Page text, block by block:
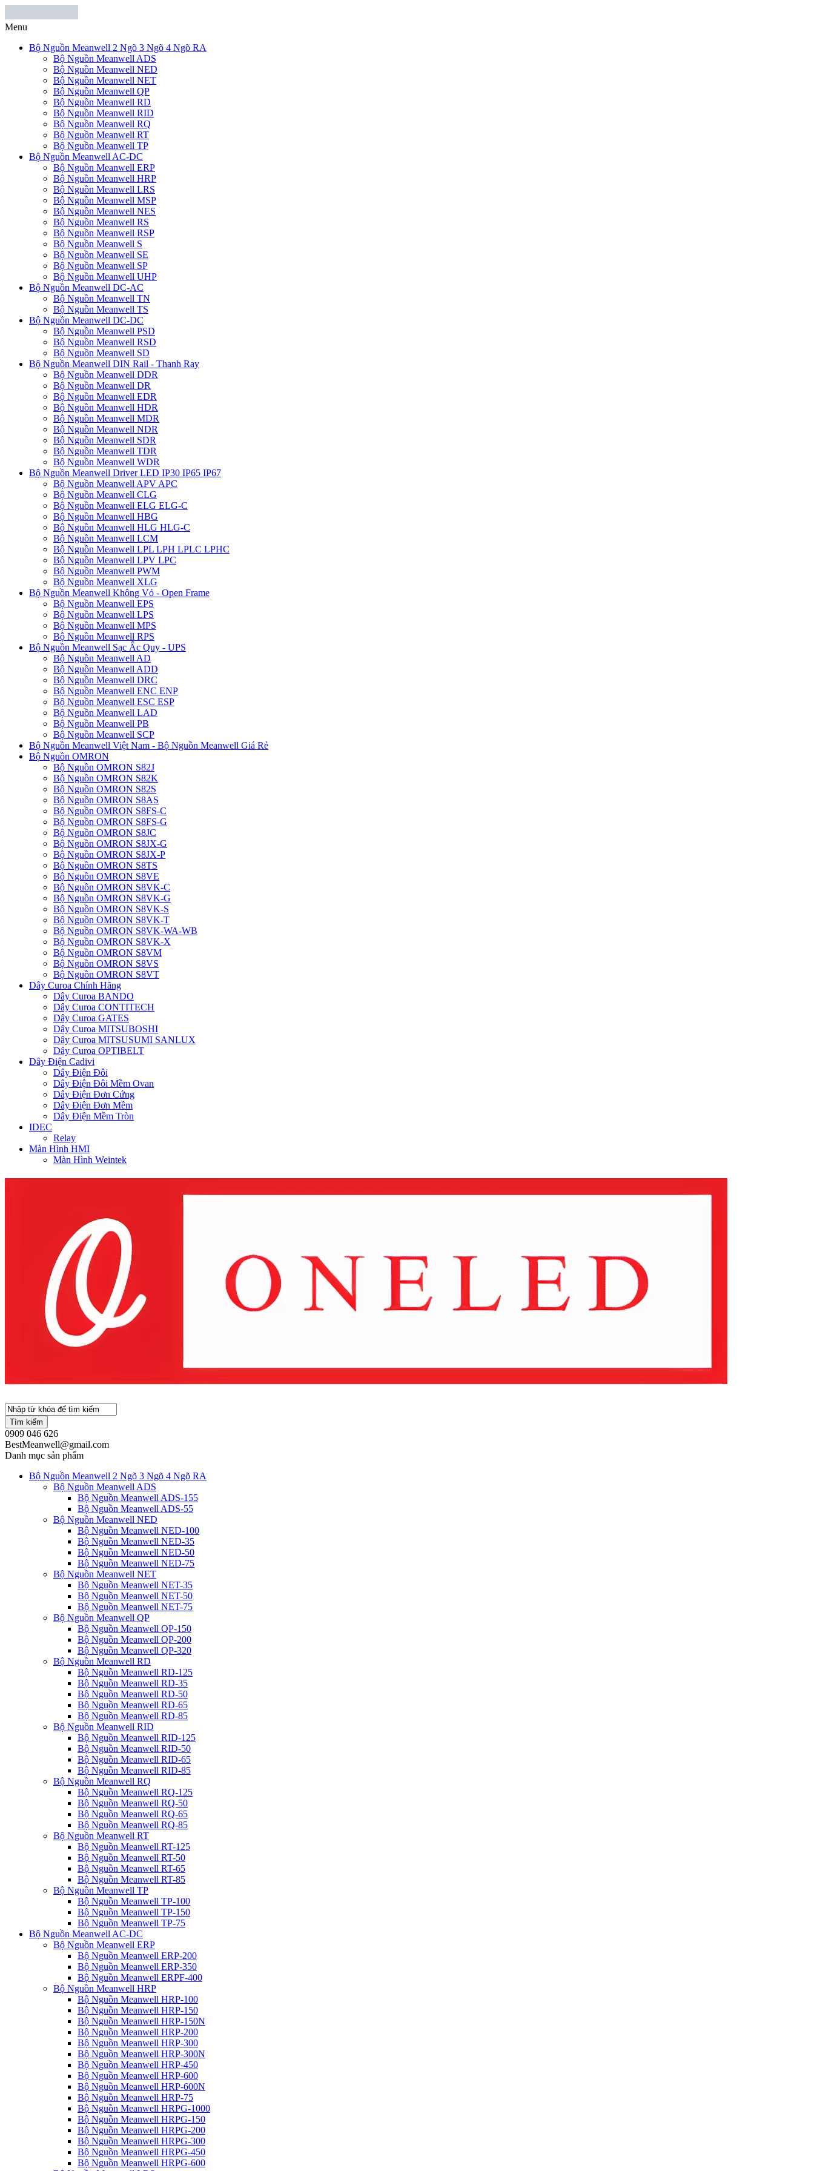
Menu
Bộ Nguồn Meanwell 2 Ngõ 3 Ngõ 4 Ngõ RA
Bộ Nguồn Meanwell ADS
Bộ Nguồn Meanwell NED
Bộ Nguồn Meanwell NET
Bộ Nguồn Meanwell QP
Bộ Nguồn Meanwell RD
Bộ Nguồn Meanwell RID
Bộ Nguồn Meanwell RQ
Bộ Nguồn Meanwell RT
Bộ Nguồn Meanwell TP
Bộ Nguồn Meanwell AC-DC
Bộ Nguồn Meanwell ERP
Bộ Nguồn Meanwell HRP
Bộ Nguồn Meanwell LRS
Bộ Nguồn Meanwell MSP
Bộ Nguồn Meanwell NES
Bộ Nguồn Meanwell RS
Bộ Nguồn Meanwell RSP
Bộ Nguồn Meanwell S
Bộ Nguồn Meanwell SE
Bộ Nguồn Meanwell SP
Bộ Nguồn Meanwell UHP
Bộ Nguồn Meanwell DC-AC
Bộ Nguồn Meanwell TN
Bộ Nguồn Meanwell TS
Bộ Nguồn Meanwell DC-DC
Bộ Nguồn Meanwell PSD
Bộ Nguồn Meanwell RSD
Bộ Nguồn Meanwell SD
Bộ Nguồn Meanwell DIN Rail - Thanh Ray
Bộ Nguồn Meanwell DDR
Bộ Nguồn Meanwell DR
Bộ Nguồn Meanwell EDR
Bộ Nguồn Meanwell HDR
Bộ Nguồn Meanwell MDR
Bộ Nguồn Meanwell NDR
Bộ Nguồn Meanwell SDR
Bộ Nguồn Meanwell TDR
Bộ Nguồn Meanwell WDR
Bộ Nguồn Meanwell Driver LED IP30 IP65 IP67
Bộ Nguồn Meanwell APV APC
Bộ Nguồn Meanwell CLG
Bộ Nguồn Meanwell ELG ELG-C
Bộ Nguồn Meanwell HBG
Bộ Nguồn Meanwell HLG HLG-C
Bộ Nguồn Meanwell LCM
Bộ Nguồn Meanwell LPL LPH LPLC LPHC
Bộ Nguồn Meanwell LPV LPC
Bộ Nguồn Meanwell PWM
Bộ Nguồn Meanwell XLG
Bộ Nguồn Meanwell Không Vỏ - Open Frame
Bộ Nguồn Meanwell EPS
Bộ Nguồn Meanwell LPS
Bộ Nguồn Meanwell MPS
Bộ Nguồn Meanwell RPS
Bộ Nguồn Meanwell Sạc Ắc Quy - UPS
Bộ Nguồn Meanwell AD
Bộ Nguồn Meanwell ADD
Bộ Nguồn Meanwell DRC
Bộ Nguồn Meanwell ENC ENP
Bộ Nguồn Meanwell ESC ESP
Bộ Nguồn Meanwell LAD
Bộ Nguồn Meanwell PB
Bộ Nguồn Meanwell SCP
Bộ Nguồn Meanwell Việt Nam - Bộ Nguồn Meanwell Giá Rẻ
Bộ Nguồn OMRON
Bộ Nguồn OMRON S82J
Bộ Nguồn OMRON S82K
Bộ Nguồn OMRON S82S
Bộ Nguồn OMRON S8AS
Bộ Nguồn OMRON S8FS-C
Bộ Nguồn OMRON S8FS-G
Bộ Nguồn OMRON S8JC
Bộ Nguồn OMRON S8JX-G
Bộ Nguồn OMRON S8JX-P
Bộ Nguồn OMRON S8TS
Bộ Nguồn OMRON S8VE
Bộ Nguồn OMRON S8VK-C
Bộ Nguồn OMRON S8VK-G
Bộ Nguồn OMRON S8VK-S
Bộ Nguồn OMRON S8VK-T
Bộ Nguồn OMRON S8VK-WA-WB
Bộ Nguồn OMRON S8VK-X
Bộ Nguồn OMRON S8VM
Bộ Nguồn OMRON S8VS
Bộ Nguồn OMRON S8VT
Dây Curoa Chính Hãng
Dây Curoa BANDO
Dây Curoa CONTITECH
Dây Curoa GATES
Dây Curoa MITSUBOSHI
Dây Curoa MITSUSUMI SANLUX
Dây Curoa OPTIBELT
Dây Điện Cadivi
Dây Điện Đôi
Dây Điện Đôi Mềm Ovan
Dây Điện Đơn Cứng
Dây Điện Đơn Mềm
Dây Điện Mềm Tròn
IDEC
Relay
Màn Hình HMI
Màn Hình Weintek
Tìm kiếm
0909 046 626
BestMeanwell@gmail.com
Danh mục sản phẩm
Bộ Nguồn Meanwell 2 Ngõ 3 Ngõ 4 Ngõ RA
Bộ Nguồn Meanwell ADS
Bộ Nguồn Meanwell ADS-155
Bộ Nguồn Meanwell ADS-55
Bộ Nguồn Meanwell NED
Bộ Nguồn Meanwell NED-100
Bộ Nguồn Meanwell NED-35
Bộ Nguồn Meanwell NED-50
Bộ Nguồn Meanwell NED-75
Bộ Nguồn Meanwell NET
Bộ Nguồn Meanwell NET-35
Bộ Nguồn Meanwell NET-50
Bộ Nguồn Meanwell NET-75
Bộ Nguồn Meanwell QP
Bộ Nguồn Meanwell QP-150
Bộ Nguồn Meanwell QP-200
Bộ Nguồn Meanwell QP-320
Bộ Nguồn Meanwell RD
Bộ Nguồn Meanwell RD-125
Bộ Nguồn Meanwell RD-35
Bộ Nguồn Meanwell RD-50
Bộ Nguồn Meanwell RD-65
Bộ Nguồn Meanwell RD-85
Bộ Nguồn Meanwell RID
Bộ Nguồn Meanwell RID-125
Bộ Nguồn Meanwell RID-50
Bộ Nguồn Meanwell RID-65
Bộ Nguồn Meanwell RID-85
Bộ Nguồn Meanwell RQ
Bộ Nguồn Meanwell RQ-125
Bộ Nguồn Meanwell RQ-50
Bộ Nguồn Meanwell RQ-65
Bộ Nguồn Meanwell RQ-85
Bộ Nguồn Meanwell RT
Bộ Nguồn Meanwell RT-125
Bộ Nguồn Meanwell RT-50
Bộ Nguồn Meanwell RT-65
Bộ Nguồn Meanwell RT-85
Bộ Nguồn Meanwell TP
Bộ Nguồn Meanwell TP-100
Bộ Nguồn Meanwell TP-150
Bộ Nguồn Meanwell TP-75
Bộ Nguồn Meanwell AC-DC
Bộ Nguồn Meanwell ERP
Bộ Nguồn Meanwell ERP-200
Bộ Nguồn Meanwell ERP-350
Bộ Nguồn Meanwell ERPF-400
Bộ Nguồn Meanwell HRP
Bộ Nguồn Meanwell HRP-100
Bộ Nguồn Meanwell HRP-150
Bộ Nguồn Meanwell HRP-150N
Bộ Nguồn Meanwell HRP-200
Bộ Nguồn Meanwell HRP-300
Bộ Nguồn Meanwell HRP-300N
Bộ Nguồn Meanwell HRP-450
Bộ Nguồn Meanwell HRP-600
Bộ Nguồn Meanwell HRP-600N
Bộ Nguồn Meanwell HRP-75
Bộ Nguồn Meanwell HRPG-1000
Bộ Nguồn Meanwell HRPG-150
Bộ Nguồn Meanwell HRPG-200
Bộ Nguồn Meanwell HRPG-300
Bộ Nguồn Meanwell HRPG-450
Bộ Nguồn Meanwell HRPG-600